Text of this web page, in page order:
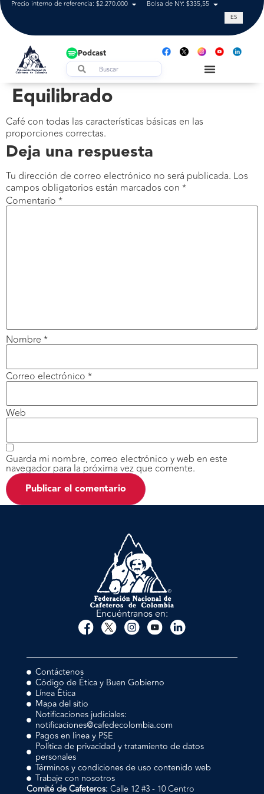
Precio interno de referencia: $2.270.000 Bolsa de NY: $335,55 Tasa de
ES
Podcast
Equilibrado
Café con todas las características básicas en las
proporciones correctas.
Deja una respuesta
Tu dirección de correo electrónico no será publicada. Los
campos obligatorios están marcados con *
Comentario *
Nombre *
Correo electrónico *
Web
Guarda mi nombre, correo electrónico y web en este
navegador para la próxima vez que comente.
Encuéntranos en:
Contáctenos
Código de Ética y Buen Gobierno
Línea Ética
Mapa del sitio
Notificaciones judiciales:
notificaciones@cafedecolombia.com
Pagos en línea y PSE
Política de privacidad y tratamiento de datos
personales
Términos y condiciones de uso contenido web
Trabaje con nosotros
Comité de Cafeteros: Calle 12 #3 - 10 Centro